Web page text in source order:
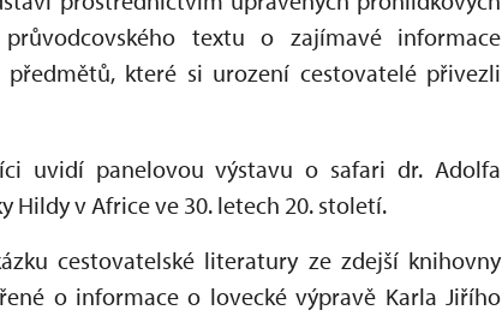
textu o zajímavé informace
které si urození cestovatelé přivezli
uvidí panelovou výstavu o safari dr. Adolfa
Hildy v Africe ve 30. letech 20. století.
cestovatelské literatury ze zdejší knihovny
o informace o lovecké výpravě Karla Jiřího